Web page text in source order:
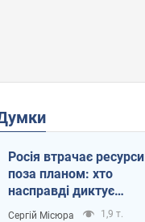
Думки
Росія втрачає ресурси
поза планом: хто
насправді диктує
темп війни
Сергій Місюра 1,9 т.